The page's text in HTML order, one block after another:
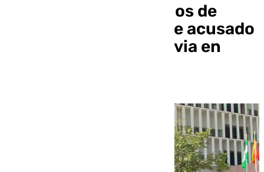
La Fiscalía pide 28 años de
prisión para el hombre acusado
de asesinar a su exnovia en